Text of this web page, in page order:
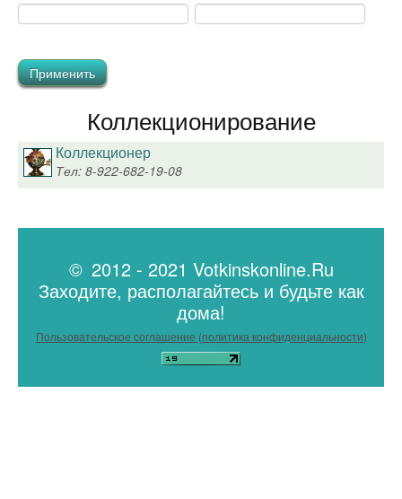
Коллекционирование
Коллекционер
Тел: 8-922-682-19-08
© 2012 - 2021 Votkinskonline.Ru
Заходите, располагайтесь и будьте как
дома!
Пользовательское соглашение (политика конфиденциальности)